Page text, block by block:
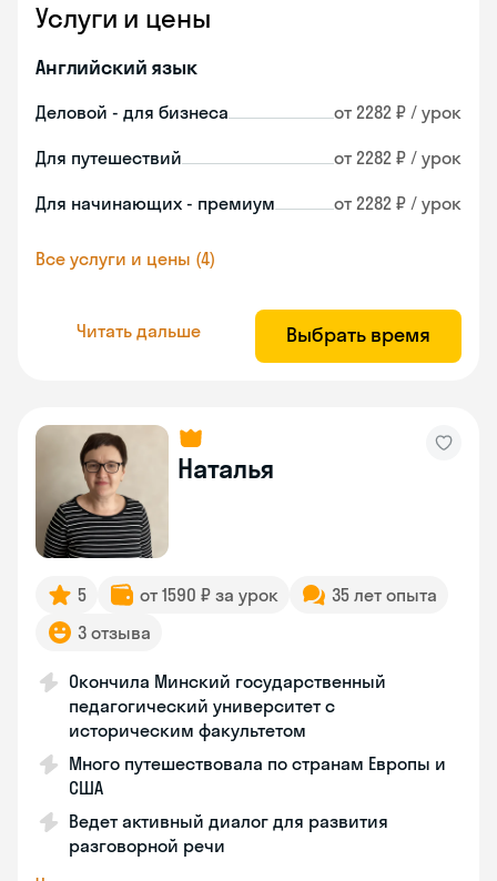
Услуги и цены
Английский язык
Деловой - для бизнеса от 2282 ₽ / урок
Для путешествий от 2282 ₽ / урок
Для начинающих - премиум от 2282 ₽ / урок
Все услуги и цены (4)
Читать дальше Выбрать время
Наталья
5 от 1590 ₽ за урок
35 лет опыта
3 отзыва
Окончила Минский государственный
педагогический университет с
историческим факультетом
Много путешествовала по странам Европы и
США
Ведет активный диалог для развития
разговорной речи